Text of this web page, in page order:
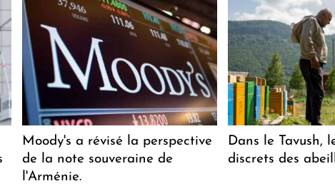
Moody's a révisé la perspective
de la note souveraine de
l'Arménie.
Dans le Tavush,
discrets des